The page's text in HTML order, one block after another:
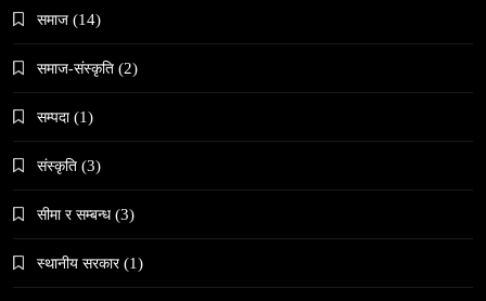
अलउला: साउदी अरबको रेगिस्तानी मोती र सांस्कृतिक
May 9, 2024
समाज (14)
समाज-संस्कृति (2)
सम्पदा (1)
संस्कृति (3)
सीमा र सम्बन्ध (3)
स्थानीय सरकार (1)